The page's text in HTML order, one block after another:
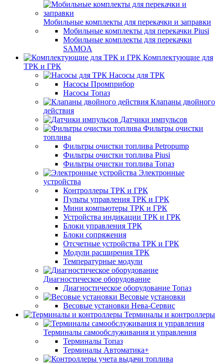
Мобильные комплекты для перекачки и заправки
Мобильные комплекты для перекачки Piusi
Мобильные комплекты для перекачки
SAMOA
Комплектующие для
ТРК и ГРК
Насосы для ТРК
Насосы Промприбор
Насосы Топаз
Клапаны двойного
действия
Датчики импульсов
Фильтры очистки
топлива
Фильтры очистки топлива Petropump
Фильтры очистки топлива Piusi
Фильтры очистки топлива Топаз
Электронные
устройства
Контроллеры ТРК и ГРК
Пульты управления ТРК и ГРК
Мини компьютеры ТРК и ГРК
Устройства индикации ТРК и ГРК
Блоки управления ТРК
Блоки сопряжения
Отсчетные устройства ТРК и ГРК
Модули расширения ТРК
Температурные модули
Диагностическое оборудование
Диагностическое оборудование Топаз
Весовые установки
Весовые установки Нева-Сервис
Терминалы и контроллеры
Терминалы самообслуживания и управления
Терминалы Топаз
Терминалы Автоматика+